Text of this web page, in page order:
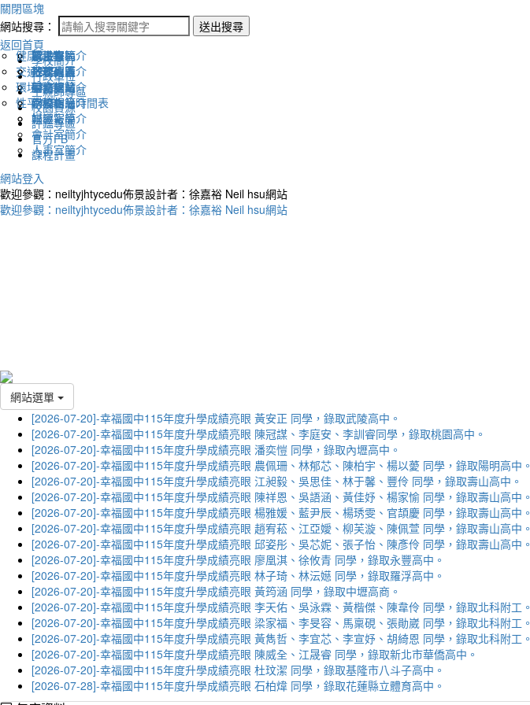
關閉區塊
網站搜尋：
送出搜尋
返回首頁
學校簡介
認識幸福
地理位置
英文網站
幸福相簿
媒體報導
行政單位
校長室簡介
教務處簡介
學務處簡介
總務處簡介
輔導室簡介
會計室簡介
人事室簡介
生親師專區
新生專區
升學專區
圖書館藏
學校作息時間表
校園資源
電子報
下載列表
評鑑專區
健康促進
交通安全
環境教育
性平教育
官方FB
課程計畫
網站登入
歡迎參觀：neiltyjhtycedu佈景設計者：徐嘉裕 Neil hsu網站
歡迎參觀：neiltyjhtycedu佈景設計者：徐嘉裕 Neil hsu網站
網站選單
[2026-07-20]-幸福國中115年度升學成績亮眼 黃安正 同學，錄取武陵高中。
[2026-07-20]-幸福國中115年度升學成績亮眼 陳冠謀、李庭安、李訓睿同學，錄取桃園高中。
[2026-07-20]-幸福國中115年度升學成績亮眼 潘奕愷 同學，錄取內壢高中。
[2026-07-20]-幸福國中115年度升學成績亮眼 農佩珊、林郁芯、陳柏宇、楊以薆 同學，錄取陽明高中。
[2026-07-20]-幸福國中115年度升學成績亮眼 江昶毅、吳思佳、林于馨、豐伶 同學，錄取壽山高中。
[2026-07-20]-幸福國中115年度升學成績亮眼 陳祥恩、吳語涵、黃佳妤、楊家愉 同學，錄取壽山高中。
[2026-07-20]-幸福國中115年度升學成績亮眼 楊雅媛、藍尹辰、楊琇雯、官頡慶 同學，錄取壽山高中。
[2026-07-20]-幸福國中115年度升學成績亮眼 趙宥菘、江亞嬡、柳芙漩、陳佩萱 同學，錄取壽山高中。
[2026-07-20]-幸福國中115年度升學成績亮眼 邱姿彤、吳芯妮、張子怡、陳彥伶 同學，錄取壽山高中。
[2026-07-20]-幸福國中115年度升學成績亮眼 廖凰淇、徐攸青 同學，錄取永豐高中。
[2026-07-20]-幸福國中115年度升學成績亮眼 林子琦、林沄嬨 同學，錄取羅浮高中。
[2026-07-20]-幸福國中115年度升學成績亮眼 黃筠涵 同學，錄取中壢高商。
[2026-07-20]-幸福國中115年度升學成績亮眼 李天佑、吳泳霖、黃楷傑、陳韋伶 同學，錄取北科附工。
[2026-07-20]-幸福國中115年度升學成績亮眼 梁家福、李旻容、馬稟硯、張勛崴 同學，錄取北科附工。
[2026-07-20]-幸福國中115年度升學成績亮眼 黃雋哲、李宜芯、李宣妤、胡綺恩 同學，錄取北科附工。
[2026-07-20]-幸福國中115年度升學成績亮眼 陳威全、江晟睿 同學，錄取新北市華僑高中。
[2026-07-20]-幸福國中115年度升學成績亮眼 杜玟潔 同學，錄取基隆市八斗子高中。
[2026-07-28]-幸福國中115年度升學成績亮眼 石柏煒 同學，錄取花蓮縣立體育高中。